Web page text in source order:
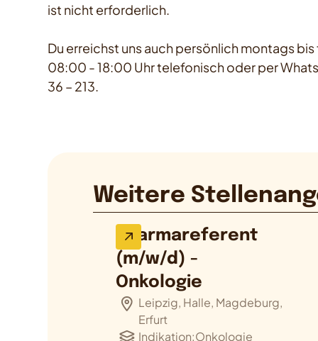
ist nicht erforderlich.
Du erreichst uns auch persönlich montags
08:00 - 18:00 Uhr telefonisch oder per
36 – 213.
Weitere
Pharmareferent
(m/w/d) -
Onkologie
Leipzig, Halle, Magdeburg,
Erfurt
Indikation:Onkologie